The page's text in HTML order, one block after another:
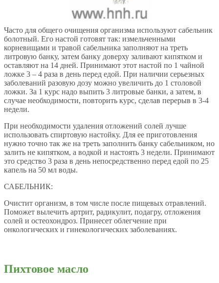
Часто для общего очищения организма используют сабельник
болотный. Его настой готовят так: измельченными
корневищами и травой сабельника заполняют на треть
литровую банку, затем банку доверху заливают кипятком и
оставляют на 14 дней. Принимают этот настой по 1 чайной
ложке 3 – 4 раза в день перед едой. При наличии серьезных
заболеваний разовую дозу можно увеличить до 1 столовой
ложки. За 1 курс надо выпить 3 литровые банки, а затем, в
случае необходимости, повторить курс, сделав перерыв в 3-4
недели.
При необходимости удаления отложений солей лучше
использовать спиртовую настойку. Для ее приготовления
нужно точно так же на треть заполнить банку сабельником, но
залить не кипятком, а водкой и настоять 3 недели. Принимают
это средство 3 раза в день непосредственно перед едой по 25
капель на 50 мл воды.
САБЕЛЬНИК:
Очистит организм, в том числе после пищевых отравлений.
Поможет вылечить артрит, радикулит, подагру, отложения
солей и остеохондроз. Принесет облегчение при
онкологических и гинекологических заболеваниях.
Пихтовое масло